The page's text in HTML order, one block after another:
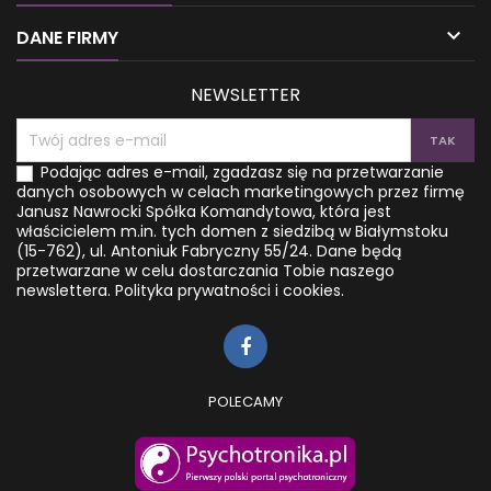
rzeczywistość zgodną z
Twoimi...
DANE FIRMY 
NEWSLETTER
Podając adres e-mail, zgadzasz się na przetwarzanie
danych osobowych w celach marketingowych przez firmę
Janusz Nawrocki Spółka Komandytowa, która jest
właścicielem m.in. tych domen z siedzibą w Białymstoku
(15-762), ul. Antoniuk Fabryczny 55/24. Dane będą
przetwarzane w celu dostarczania Tobie naszego
newslettera. Polityka prywatności i cookies.
POLECAMY